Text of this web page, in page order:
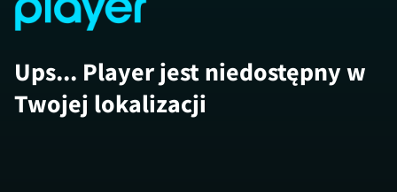
Ups... Player jest niedostępny w
Twojej lokalizacji